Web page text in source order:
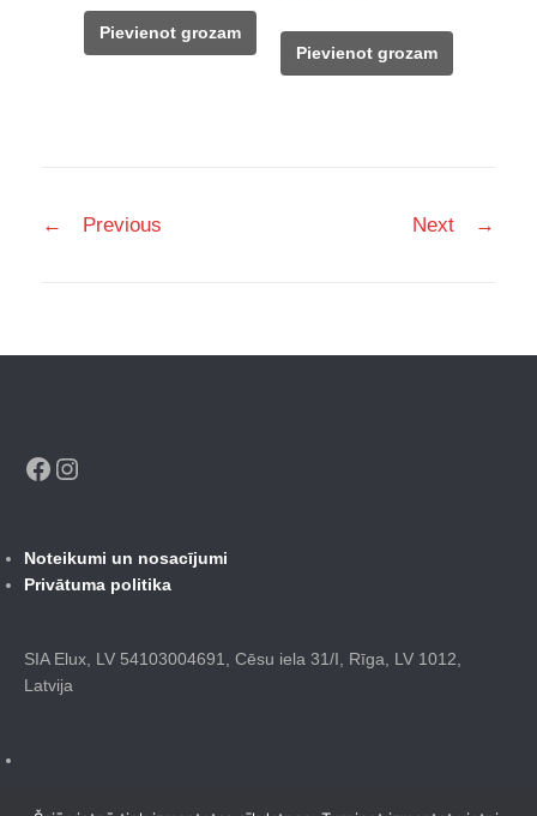
was:
212,00 €.
175,00 €.
Pievienot grozam
was:
777,00 €.
659,00 €.
Pievienot grozam
navigation
← Previous Next →
Facebook
Noteikumi un nosacījumi
Privātuma politika
SIA Elux, LV 54103004691, Cēsu iela 31/I, Rīga, LV 1012,
Latvija